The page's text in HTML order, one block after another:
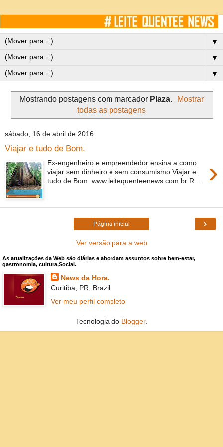
▼
▼
▼
Mostrando postagens com marcador Plaza.
Mostrar
todas as postagens
sábado, 16 de abril de 2016
Viajar e tudo de Bom.
›
Ex-engenheiro e empreendedor ensina a como
viajar sem dinheiro e sem consumismo Viajar e
tudo de Bom. www.leitequenteenews.com.br R...
›
Página inicial
Ver versão para a web
As atualizações da Web são diárias e abordam assuntos sobre bem-estar,
gastronomia, cultura,Social.
News da Hora.
Curitiba, PR, Brazil
Ver meu perfil completo
Tecnologia do Blogger.